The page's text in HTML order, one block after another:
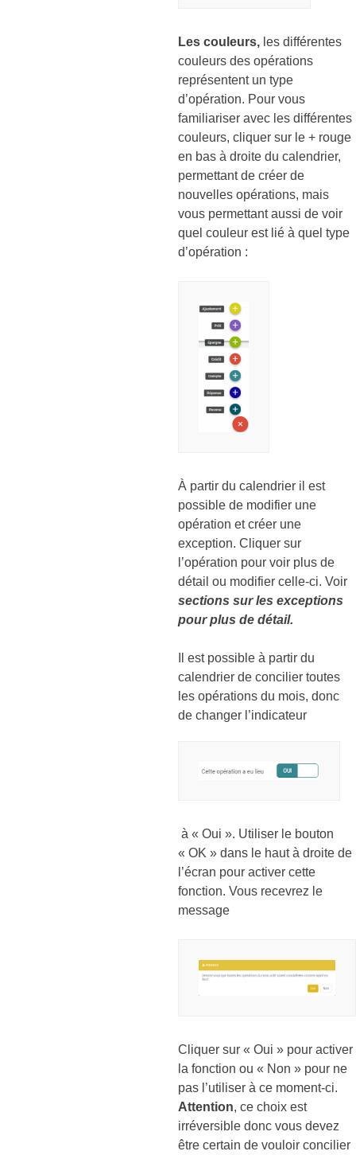
Les couleurs, les différentes
couleurs des opérations
représentent un type
d’opération. Pour vous
familiariser avec les différentes
couleurs, cliquer sur le + rouge
en bas à droite du calendrier,
permettant de créer de
nouvelles opérations, mais
vous permettant aussi de voir
quel couleur est lié à quel type
d’opération :
À partir du calendrier il est
possible de modifier une
opération et créer une
exception. Cliquer sur
l’opération pour voir plus de
détail ou modifier celle-ci. Voir
sections sur les exceptions
pour plus de détail.
Il est possible à partir du
calendrier de concilier toutes
les opérations du mois, donc
de changer l’indicateur
à « Oui ». Utiliser le bouton
« OK » dans le haut à droite de
l’écran pour activer cette
fonction. Vous recevrez le
message
Cliquer sur « Oui » pour activer
la fonction ou « Non » pour ne
pas l’utiliser à ce moment-ci.
Attention, ce choix est
irréversible donc vous devez
être certain de vouloir concilier